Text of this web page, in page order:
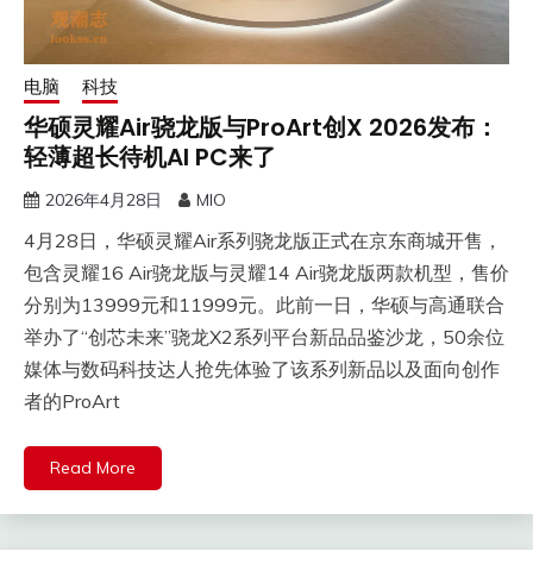
电脑 科技
华硕灵耀Air骁龙版与ProArt创X 2026发布：
轻薄超长待机AI PC来了
2026年4月28日 MIO
4月28日，华硕灵耀Air系列骁龙版正式在京东商城开售，
包含灵耀16 Air骁龙版与灵耀14 Air骁龙版两款机型，售价
分别为13999元和11999元。此前一日，华硕与高通联合
举办了“创芯未来”骁龙X2系列平台新品品鉴沙龙，50余位
媒体与数码科技达人抢先体验了该系列新品以及面向创作
者的ProArt
Read More